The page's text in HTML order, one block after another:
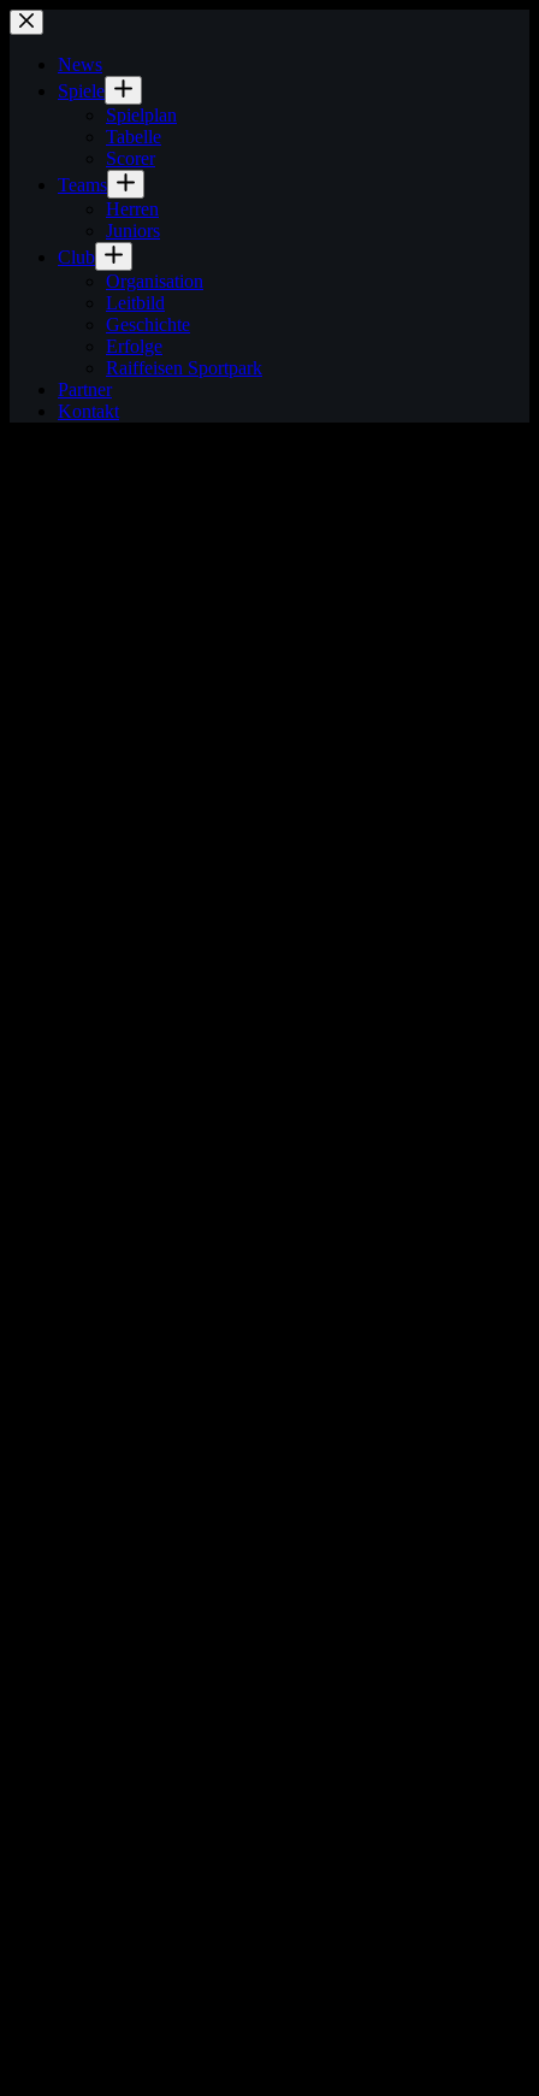
Zum
Inhalt
springenNews
Spiele
Spielplan
Tabelle
Scorer
Teams
Herren
Juniors
Club
Organisation
Leitbild
Geschichte
Erfolge
Raiffeisen Sportpark
Partner
Kontakt